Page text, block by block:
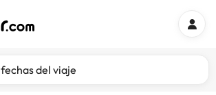
del viaje